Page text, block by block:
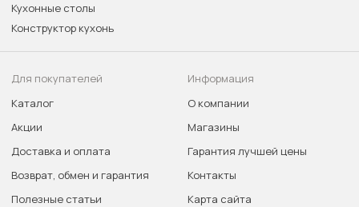
Кухонные столы
Конструктор кухонь
Для покупателей
Каталог
Акции
Доставка и оплата
Возврат, обмен и гарантия
Полезные статьи
Информация
О компании
Магазины
Гарантия лучшей цены
Контакты
Карта сайта